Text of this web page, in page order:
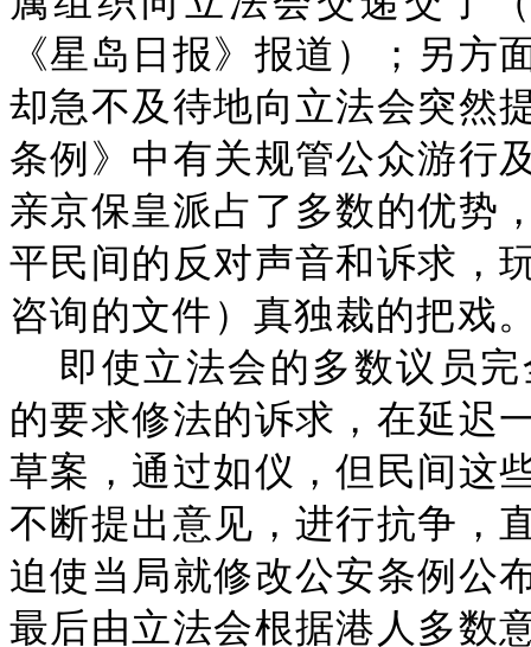
《星岛日报》报道）；另方
却急不及待地向立法会突然
条例》中有关规管公众游行
亲京保皇派占了多数的优势
平民间的反对声音和诉求，
咨询的文件）真独裁的把戏
即使立法会的多数议员
的要求修法的诉求，在延迟
草案，通过如仪，但民间这
不断提出意见，进行抗争，
迫使当局就修改公安条例公
最后由立法会根据港人多数